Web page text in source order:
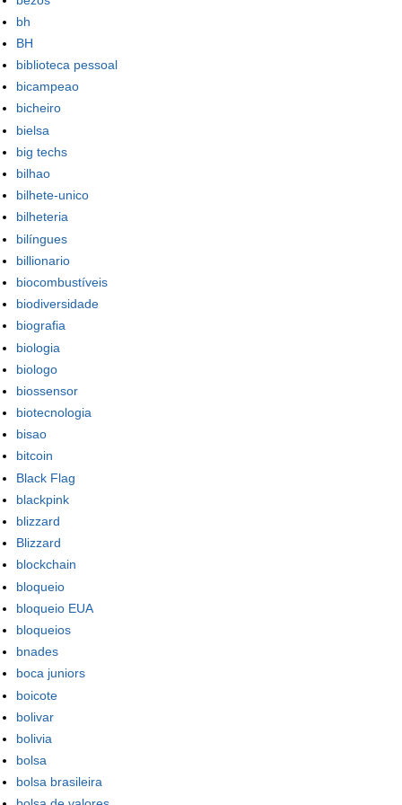
bh
BH
biblioteca pessoal
bicampeao
bicheiro
bielsa
big techs
bilhao
bilhete-unico
bilheteria
bilíngues
billionario
biocombustíveis
biodiversidade
biografia
biologia
biologo
biossensor
biotecnologia
bisao
bitcoin
Black Flag
blackpink
blizzard
Blizzard
blockchain
bloqueio
bloqueio EUA
bloqueios
bnades
boca juniors
boicote
bolivar
bolivia
bolsa
bolsa brasileira